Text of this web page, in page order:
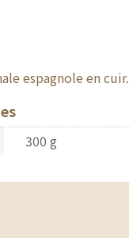
espagnole en cuir.
300 g